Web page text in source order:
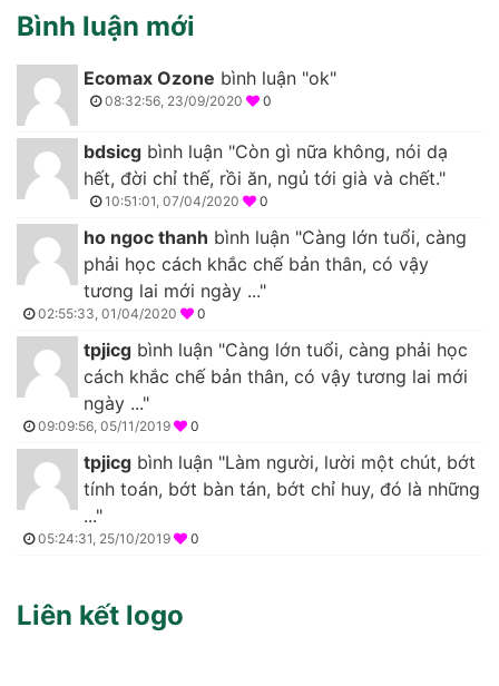
Bình luận mới
Ecomax Ozone bình luận "ok"
08:32:56, 23/09/2020 0
bdsicg bình luận "Còn gì nữa không, nói dạ
hết, đời chỉ thế, rồi ăn, ngủ tới già và chết."
10:51:01, 07/04/2020 0
ho ngoc thanh bình luận "Càng lớn tuổi, càng
phải học cách khắc chế bản thân, có vậy
tương lai mới ngày ..."
02:55:33, 01/04/2020 0
tpjicg bình luận "Càng lớn tuổi, càng phải học
cách khắc chế bản thân, có vậy tương lai mới
ngày ..."
09:09:56, 05/11/2019 0
tpjicg bình luận "Làm người, lười một chút, bớt
tính toán, bớt bàn tán, bớt chỉ huy, đó là những
..."
05:24:31, 25/10/2019 0
Liên kết logo